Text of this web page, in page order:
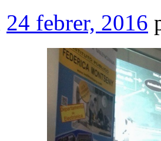
24 febrer, 2016